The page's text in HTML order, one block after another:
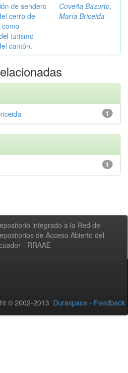
de sendero
cerro de
turismo
cantón.
Coveña Bazurto,
María Briceida
1
1
integrado a la Red de
de Acceso Abierto del
- RRAAE
© 2002-2013 Duraspace - Feedback